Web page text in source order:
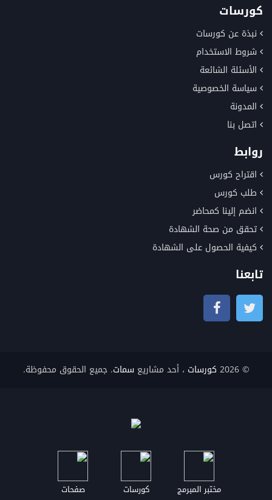
كورسات
نبذة عن كورسات
شروط الاستخدام
الأسئلة الشائعة
سياسة الخصوصية
المدونة
اتصل بنا
روابط
اقتراح كورس
طلب كورس
انضم إلينا كمحاضر
تحقق من صحة الشهادة
كيفية الحصول على الشهادة
تابعنا
© 2026 كورسات ، أحد مشاريعسمات. جميع الحقوق محفوظة.
مختبر المبرمج كورسات صفحات